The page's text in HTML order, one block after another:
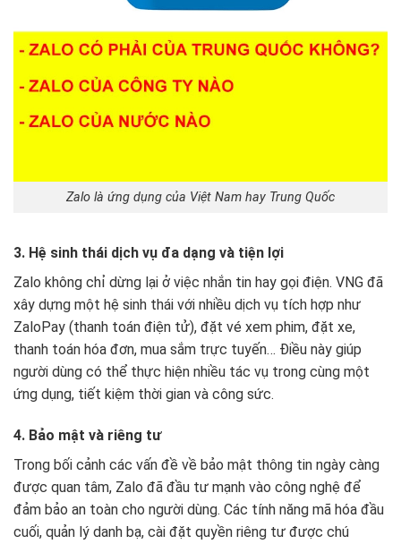
Zalo là ứng dụng của Việt Nam hay Trung Quốc
3. Hệ sinh thái dịch vụ đa dạng và tiện lợi
Zalo không chỉ dừng lại ở việc nhắn tin hay gọi điện. VNG đã
xây dựng một hệ sinh thái với nhiều dịch vụ tích hợp như
ZaloPay (thanh toán điện tử), đặt vé xem phim, đặt xe,
thanh toán hóa đơn, mua sắm trực tuyến… Điều này giúp
người dùng có thể thực hiện nhiều tác vụ trong cùng một
ứng dụng, tiết kiệm thời gian và công sức.
4. Bảo mật và riêng tư
Trong bối cảnh các vấn đề về bảo mật thông tin ngày càng
được quan tâm, Zalo đã đầu tư mạnh vào công nghệ để
đảm bảo an toàn cho người dùng. Các tính năng mã hóa đầu
cuối, quản lý danh bạ, cài đặt quyền riêng tư được chú